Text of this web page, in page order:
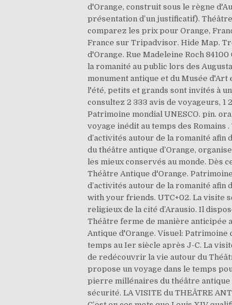
d'Orange, construit sous le règne
présentation d’un justificatif).
comparez les prix pour Orange,
France sur Tripadvisor. Hide Map.
d'Orange. Rue Madeleine Roch
la romanité au public lors des
monument antique et du Musée d'Art
l'été, petits et grands sont invités à
consultez 2 333 avis de voyageurs,
Patrimoine mondial UNESCO. pin.
voyage inédit au temps des Romains
d’activités autour de la romanité
du théâtre antique d’Orange,
les mieux conservés au monde. Dès
Théâtre Antique d'Orange.
d’activités autour de la romanité
with your friends. UTC+02. La visite
religieux de la cité d’Arausio. Il
Théâtre ferme de manière anticipée
Antique d'Orange. Visuel:
temps au Ier siècle après J-C. La
de redécouvrir la vie autour du
propose un voyage dans le temps
pierre millénaires du théâtre antique
sécurité. LA VISITE du THEÂTRE